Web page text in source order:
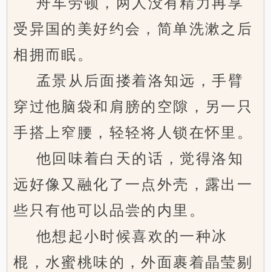
受异国的美好约会，简单洗漱之后
相拥而眠。
孟景从后面搂着洛知远，手臂
穿过他脑袋和肩膀的空隙，另一只
手搭上窄腰，轻轻将人锁在怀里。
他回味着白天的话，觉得洛知
远好像又融化了一点外壳，露出一
些只有他可以品尝的内里。
他想起小时候喜欢的一种冰
棍，水蜜桃味的，外面裹着晶莹剔